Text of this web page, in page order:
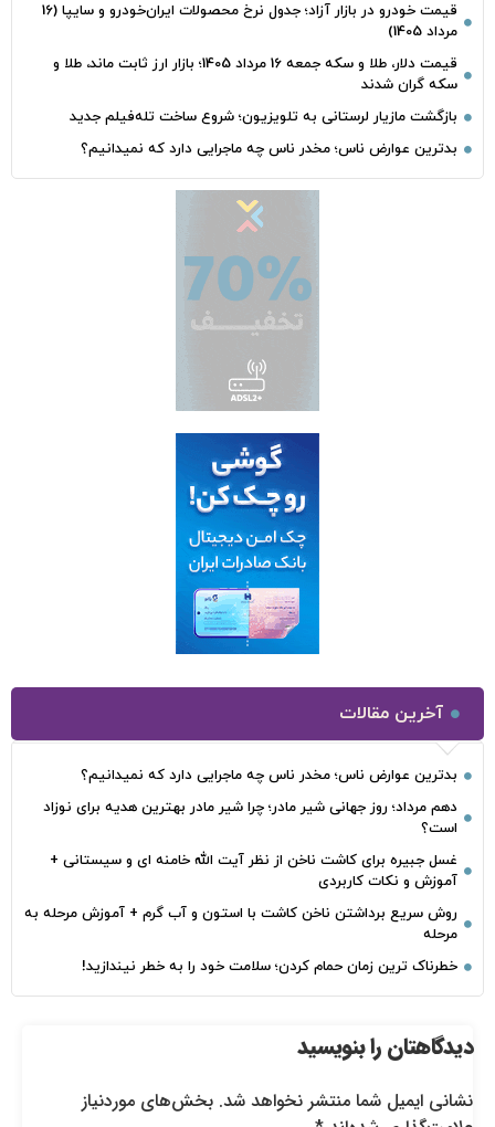
قیمت خودرو در بازار آزاد؛ جدول نرخ محصولات ایران‌خودرو و سایپا (16
مرداد 1405)
قیمت دلار، طلا و سکه جمعه 16 مرداد 1405؛ بازار ارز ثابت ماند، طلا و
سکه گران شدند
بازگشت مازیار لرستانی به تلویزیون؛ شروع ساخت تله‌فیلم جدید
بدترین عوارض ناس؛ مخدر ناس چه ماجرایی دارد که نمیدانیم؟
آخرین مقالات
بدترین عوارض ناس؛ مخدر ناس چه ماجرایی دارد که نمیدانیم؟
دهم مرداد؛ روز جهانی شیر مادر؛ چرا شیر مادر بهترین هدیه برای نوزاد
است؟
غسل جبیره برای کاشت ناخن از نظر آیت الله خامنه ای و سیستانی +
آموزش و نکات کاربردی
روش سریع برداشتن ناخن کاشت با استون و آب گرم + آموزش مرحله به
مرحله
خطرناک‌ ترین زمان‌ حمام کردن؛ سلامت خود را به خطر نیندازید!
دیدگاهتان را بنویسید
نشانی ایمیل شما منتشر نخواهد شد. بخش‌های موردنیاز